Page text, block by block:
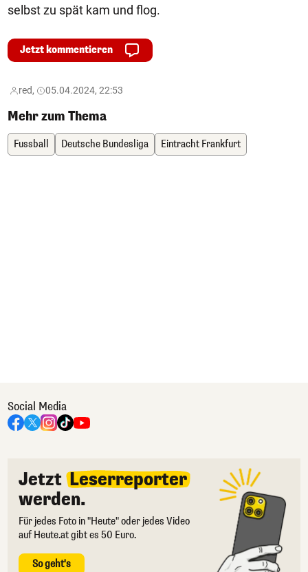
selbst zu spät kam und flog.
Jetzt kommentieren
red, 05.04.2024, 22:53
Mehr zum Thema
Fussball Deutsche Bundesliga Eintracht Frankfurt
Social Media
Jetzt Leserreporter
werden.
Für jedes Foto in "Heute" oder jedes Video
auf Heute.at gibt es 50 Euro.
So geht's